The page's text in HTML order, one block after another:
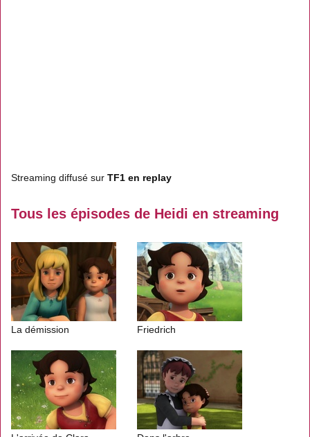
Streaming diffusé sur TF1 en replay
Tous les épisodes de Heidi en streaming
La démission Friedrich